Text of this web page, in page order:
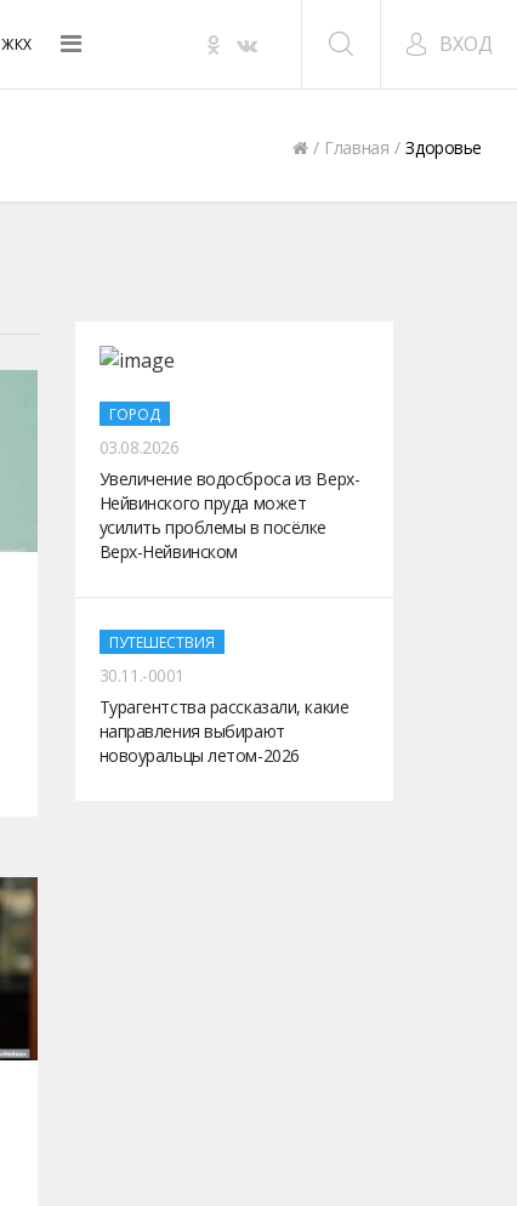
ЖКХ ВХОД
Главная Здоровье
ГОРОД
03.08.2026
Увеличение водосброса из Верх-
Нейвинского пруда может
усилить проблемы в посёлке
Верх-Нейвинском
ПУТЕШЕСТВИЯ
30.11.-0001
Турагентства рассказали, какие
направления выбирают
новоуральцы летом-2026